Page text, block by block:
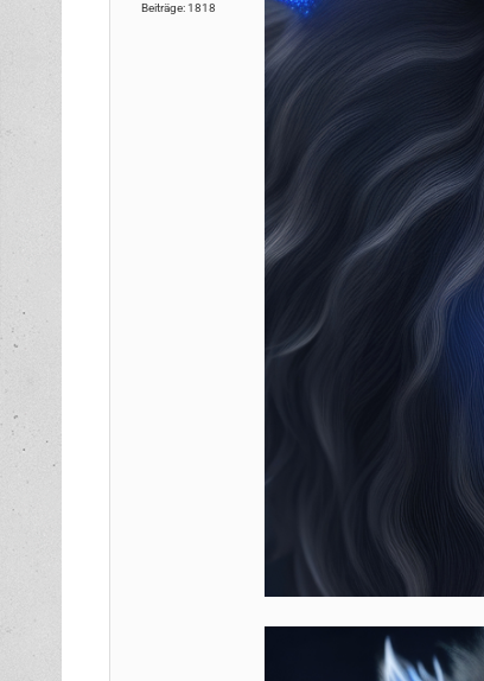
Beiträge: 1818